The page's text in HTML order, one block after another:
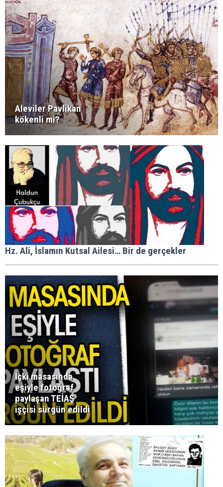
Aleviler Pavlikan
kökenli mi?
Hz. Ali, İslamın Kutsal Ailesi… Bir de gerçekler
İçki masasında
eşiyle fotoğraf
paylaşan TEİAŞ
işçisi sürgün edildi